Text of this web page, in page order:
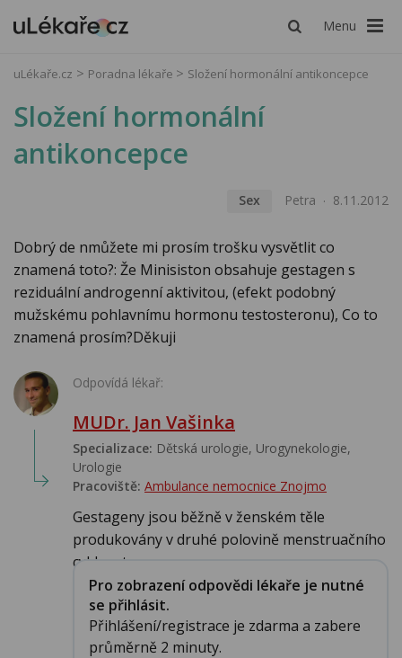
Menu
uLékaře.cz Poradna lékaře Složení hormonální antikoncepce
Složení hormonální
antikoncepce
Sex Petra 8.11.2012
Dobrý de nmůžete mi prosím trošku vysvětlit co
znamená toto?: Že Minisiston obsahuje gestagen s
reziduální androgenní aktivitou, (efekt podobný
mužskému pohlavnímu hormonu testosteronu), Co to
znamená prosím?Děkuji
Odpovídá lékař:
MUDr. Jan Vašinka
Specializace: Dětská urologie, Urogynekologie,
Urologie‎
Pracoviště: Ambulance nemocnice Znojmo
Gestageny jsou běžně v ženském těle
produkovány v druhé polovině menstruačního
cyklu a ta...
Pro zobrazení odpovědi lékaře je nutné
se přihlásit.
Přihlášení/registrace je zdarma a zabere
průměrně 2 minuty.